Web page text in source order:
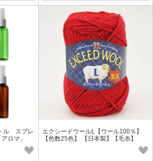
ル スプレ
ロマ」
エクシードウールL【ウール100％】
【色数25色】 【日本製】【毛糸】